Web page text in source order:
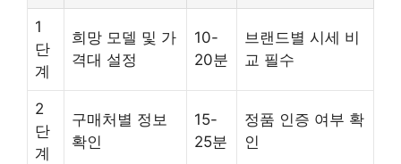
1
단
계
희망 모델 및 가
격대 설정
10-
20분
브랜드별 시세 비
교 필수
2
단
계
구매처별 정보
확인
15-
25분
정품 인증 여부 확
인